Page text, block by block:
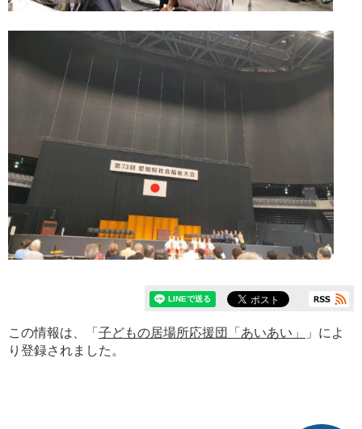
この情報は、「 子どもの居場所応援団「あいあい」
」によ
り登録されました。